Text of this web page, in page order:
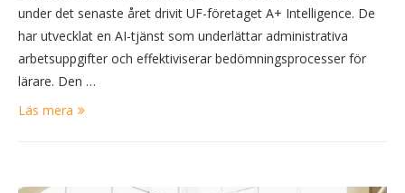
under det senaste året drivit UF-företaget A+ Intelligence. De
har utvecklat en AI-tjänst som underlättar administrativa
arbetsuppgifter och effektiviserar bedömningsprocesser för
lärare. Den …
Läs mera